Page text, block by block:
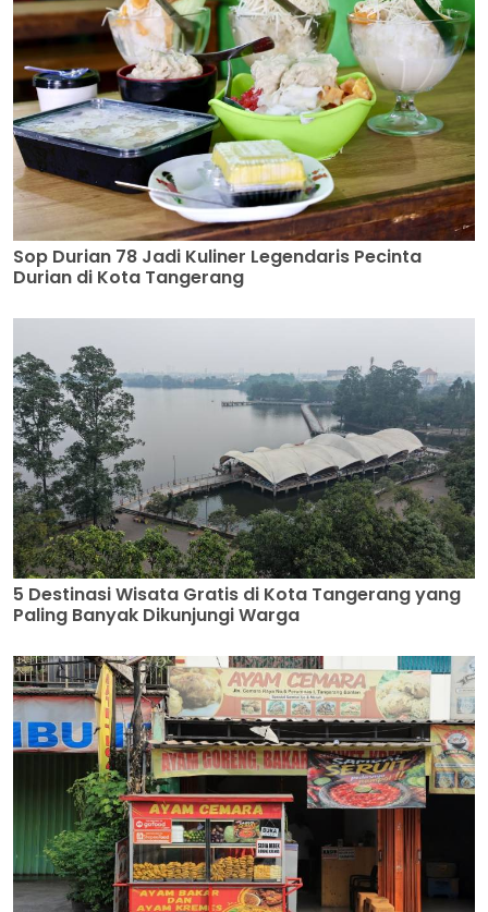
Sop Durian 78 Jadi Kuliner Legendaris Pecinta
Durian di Kota Tangerang
5 Destinasi Wisata Gratis di Kota Tangerang yang
Paling Banyak Dikunjungi Warga